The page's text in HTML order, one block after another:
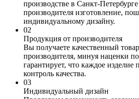
производстве в Санкт-
производителя изготовление,
индивидуальному дизайну.
02
Продукция от производителя
Вы получаете качественный
производителя, минуя наценки
гарантирует, что каждое изделие
контроль качества.
03
Индивидуальный дизайн